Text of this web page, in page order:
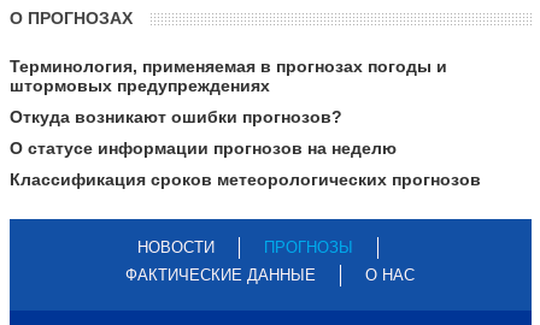
О ПРОГНОЗАХ
Терминология, применяемая в прогнозах погоды и
штормовых предупреждениях
Откуда возникают ошибки прогнозов?
О статусе информации прогнозов на неделю
Классификация сроков метеорологических прогнозов
НОВОСТИ
ПРОГНОЗЫ
ФАКТИЧЕСКИЕ ДАННЫЕ
О НАС